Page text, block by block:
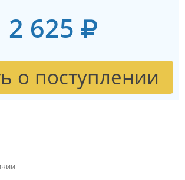
2 625
о поступлении